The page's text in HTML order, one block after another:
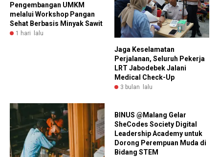
Pengembangan UMKM
melalui Workshop Pangan
Sehat Berbasis Minyak Sawit
1 hari lalu
Jaga Keselamatan
Perjalanan, Seluruh Pekerja
LRT Jabodebek Jalani
Medical Check-Up
3 bulan lalu
BINUS @Malang Gelar
SheCodes Society Digital
Leadership Academy untuk
Dorong Perempuan Muda di
Bidang STEM